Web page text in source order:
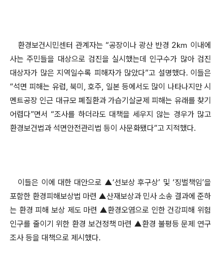
환경보건시민센터 관계자는 “공장이나 광산 반경 2㎞ 이내에
사는 주민들을 대상으로 검진을 실시했는데 인구수가 많아 검진
대상자가 많은 지역일수록 피해자가 많았다”고 설명했다. 이들은
“석면 피해는 유럽, 북미, 호주, 일본 등에서도 많이 나타나지만 시
멘트공장 인근 대규모 폐질환과 가습기살균제 피해는 유래를 찾기
어렵다”면서 “조사를 하더라도 대책을 세우지 않는 경우가 많고
환경보건법과 석면안전관리법 등이 사문화됐다”고 지적했다.
이들은 이에 대한 대안으로 ▲‘선보상 후구상’ 및 ‘징벌책임’을
포함한 환경피해보상법 마련 ▲산재보상과 민사 소송 결과에 준하
는 환경 피해 보상 제도 마련 ▲환경오염으로 인한 건강피해 위험
인구를 줄이기 위한 환경 보건정책 마련 ▲환경 불평등 문제 연구
조사 등을 대책으로 제시했다.